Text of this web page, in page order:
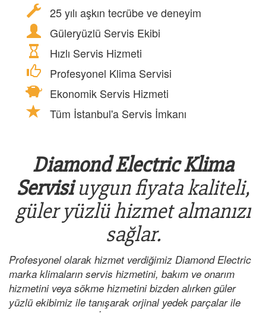
25 yılı aşkın tecrübe ve deneyim
Güleryüzlü Servis Ekibi
Hızlı Servis Hizmeti
Profesyonel Klima Servisi
Ekonomik Servis Hizmeti
Tüm İstanbul'a Servis İmkanı
Diamond Electric Klima
Servisiuygun fiyata kaliteli,
güler yüzlü hizmet almanızı
sağlar.
Profesyonel olarak hizmet verdiğimiz Diamond Electric
marka klimaların servis hizmetini, bakım ve onarım
hizmetini veya sökme hizmetini bizden alırken güler
yüzlü ekibimiz ile tanışarak orjinal yedek parçalar ile